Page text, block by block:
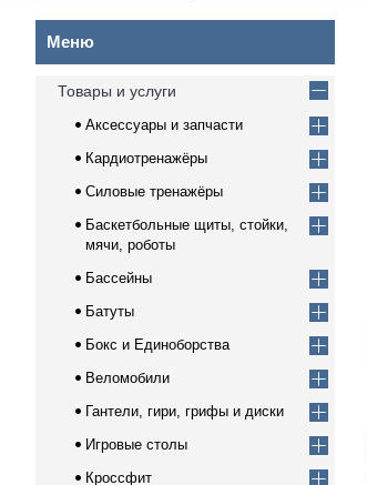
Товары и услуги
Аксессуары и запчасти
Кардиотренажёры
Силовые тренажёры
Баскетбольные щиты, стойки,
мячи, роботы
Бассейны
Батуты
Бокс и Единоборства
Веломобили
Гантели, гири, грифы и диски
Игровые столы
Кроссфит